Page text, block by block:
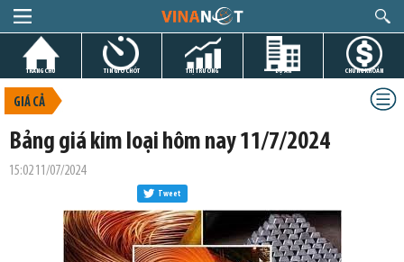
TRANG CHỦ TIN GIỜ CHÓT THỊ TRƯỜNG DỰ ÁN CHỨNG KHOÁN
GIÁ CẢ
Bảng giá kim loại hôm nay 11/7/2024
15:02 11/07/2024
Tweet